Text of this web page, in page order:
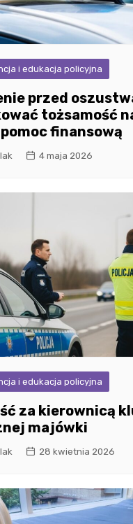
i edukacja policyjna
przed
tożsamość
finansową
4 maja 2026
i edukacja policyjna
za kierownicą
majówki
28 kwietnia 2026